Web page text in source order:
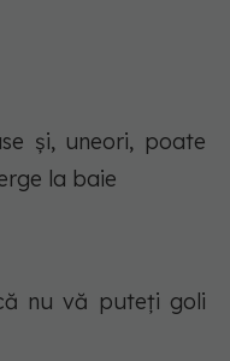
și, uneori, poate
la baie
nu vă puteți goli